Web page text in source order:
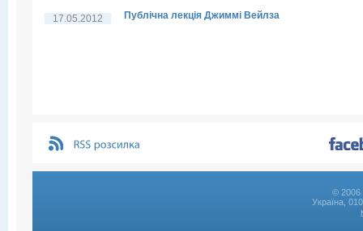
17.05.2012 Публічна лекція Джиммі Вейлза
© 2006
Україна,